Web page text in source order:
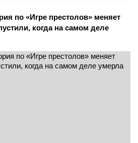
по «Игре престолов» меняет
когда на самом деле